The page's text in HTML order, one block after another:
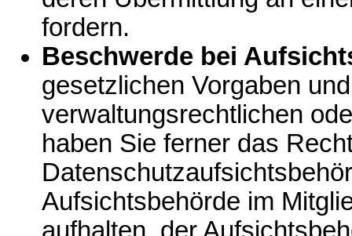
fordern.
Beschwerde bei
gesetzlichen Vorgaben
verwaltungsrechtlichen
haben Sie ferner das
Aufsichtsbehörde im